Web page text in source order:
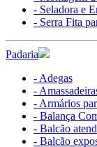
- Seladora e
- Serra Fita
Padaria
- Adegas
-
- Armários
- Balança
- Balcão
- Balcão